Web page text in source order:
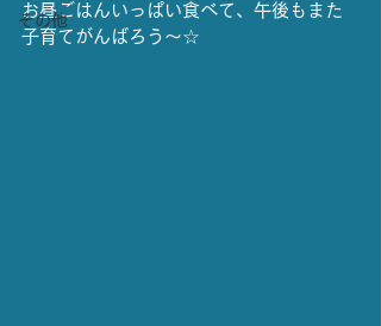
その他
お昼ごはんいっぱい食べて、午後もまた
子育てがんばろう～☆